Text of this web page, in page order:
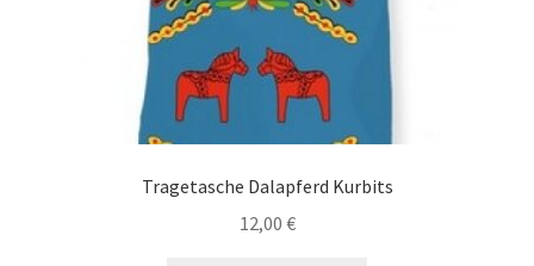
Tragetasche Dalapferd Kurbits
12,00 €